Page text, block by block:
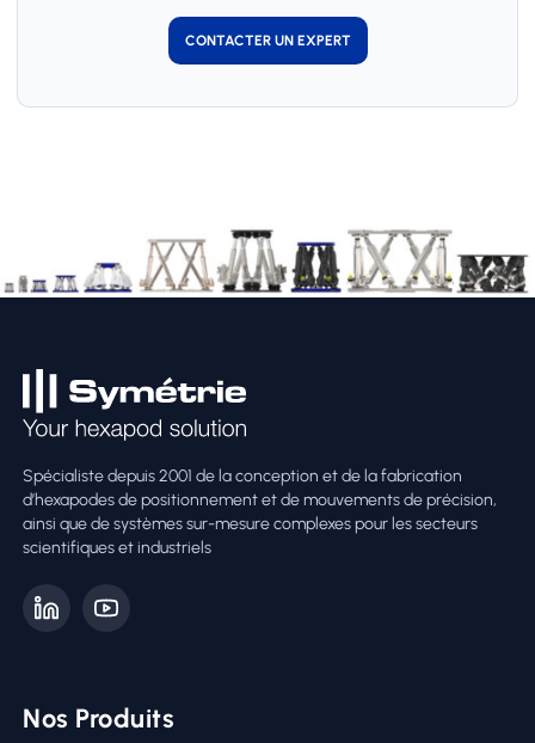
CONTACTER UN EXPERT
Spécialiste depuis 2001 de la conception et de la fabrication
d’hexapodes de positionnement et de mouvements de précision,
ainsi que de systèmes sur-mesure complexes pour les secteurs
scientifiques et industriels
Nos Produits